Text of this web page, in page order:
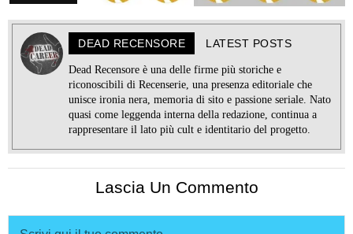
DEAD RECENSORE LATEST POSTS
Dead Recensore è una delle firme più storiche e
riconoscibili di Recenserie, una presenza editoriale che
unisce ironia nera, memoria di sito e passione seriale. Nato
quasi come leggenda interna della redazione, continua a
rappresentare il lato più cult e identitario del progetto.
Lascia Un Commento